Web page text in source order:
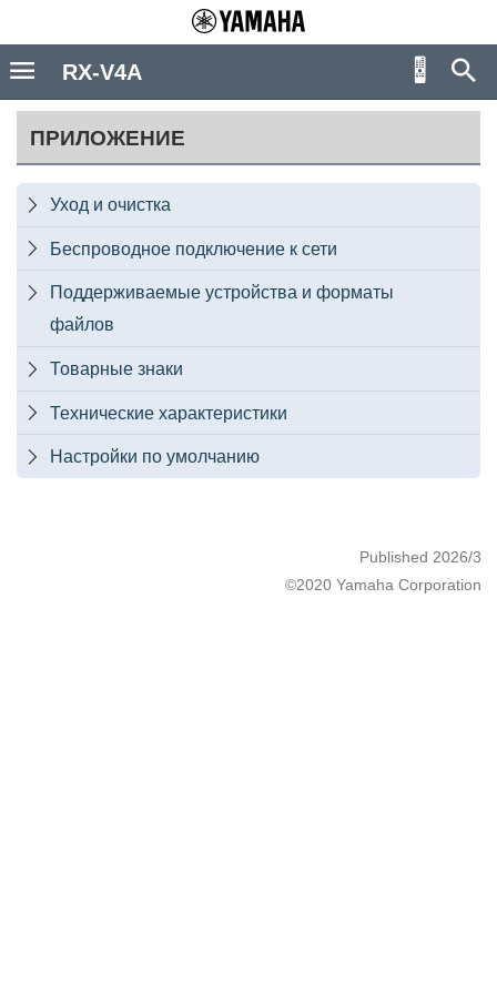
ПРИЛОЖЕНИЕ
 Уход и очистка
 Беспроводное подключение к сети

Поддерживаемые устройства и форматы
файлов
 Товарные знаки
 Технические характеристики
 Настройки по умолчанию
Published 2026/3
©2020 Yamaha Corporation
RX-V4A